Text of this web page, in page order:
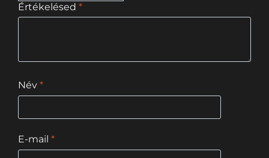
Értékelésed *
Név *
E-mail *